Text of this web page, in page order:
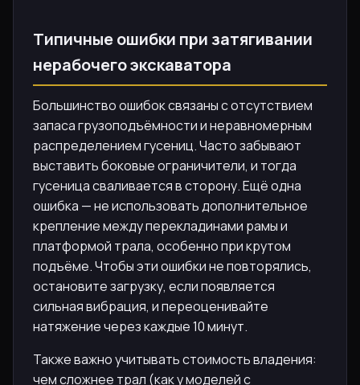
Типичные ошибки при затягивании
нерабочего экскаватора
Большинство ошибок связаны с отсутствием
запаса грузоподъёмности и неравномерным
распределением гусениц. Часто забывают
выставить боковые ограничители, и тогда
гусеница сваливается в сторону. Ещё одна
ошибка — не использовать дополнительное
крепление между перекладинами рамы и
платформой трала, особенно при крутом
подъёме. Чтобы эти ошибки не повторялись,
остановите загрузку, если появляется
сильная вибрация, и переоценивайте
натяжение через каждые 10 минут.
Также важно учитывать стоимость владения:
чем сложнее трал (как у моделей с